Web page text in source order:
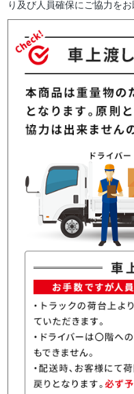
り及び人員確保にご協力をお